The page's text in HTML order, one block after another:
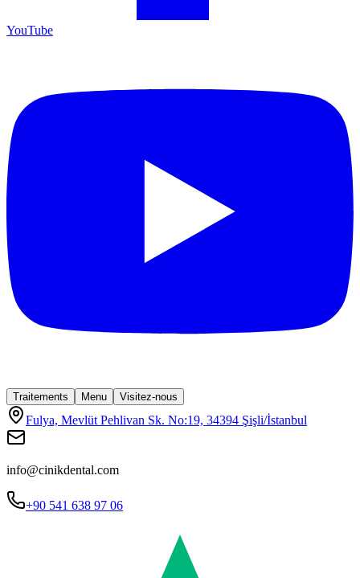
YouTube
Traitements Menu Visitez-nous
Fulya, Mevlüt Pehlivan Sk. No:19, 34394 Şişli/İstanbul
info@cinikdental.com
+90 541 638 97 06